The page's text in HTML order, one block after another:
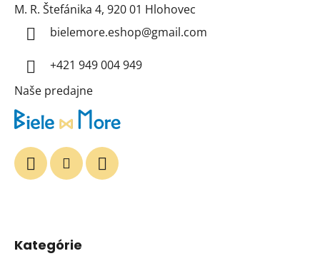
M. R. Štefánika 4, 920 01 Hlohovec
bielemore.eshop@gmail.com
+421 949 004 949
Naše predajne
Kategórie